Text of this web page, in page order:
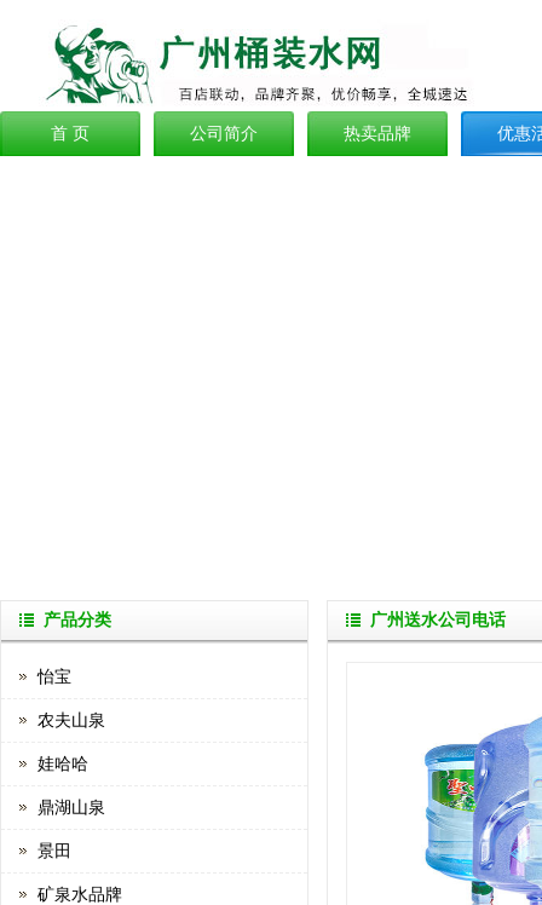
首 页 公司简介 热卖品牌 优惠
产品分类
怡宝
农夫山泉
娃哈哈
鼎湖山泉
景田
矿泉水品牌
广州送水公司电话